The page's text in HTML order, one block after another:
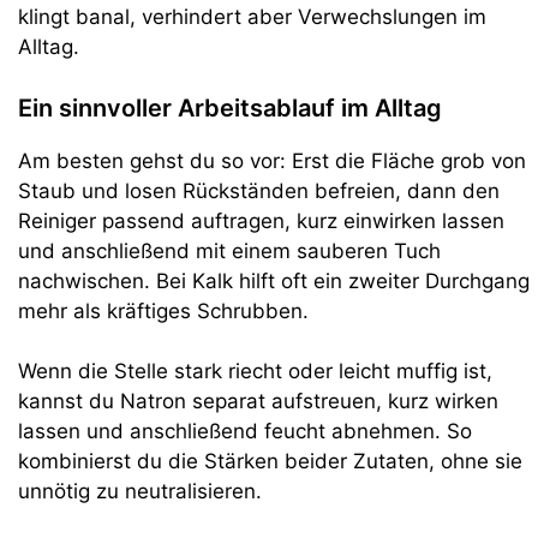
klingt banal, verhindert aber Verwechslungen im
Alltag.
Ein sinnvoller Arbeitsablauf im Alltag
Am besten gehst du so vor: Erst die Fläche grob von
Staub und losen Rückständen befreien, dann den
Reiniger passend auftragen, kurz einwirken lassen
und anschließend mit einem sauberen Tuch
nachwischen. Bei Kalk hilft oft ein zweiter Durchgang
mehr als kräftiges Schrubben.
Wenn die Stelle stark riecht oder leicht muffig ist,
kannst du Natron separat aufstreuen, kurz wirken
lassen und anschließend feucht abnehmen. So
kombinierst du die Stärken beider Zutaten, ohne sie
unnötig zu neutralisieren.